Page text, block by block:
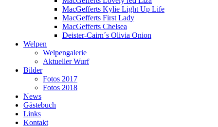
MacGefferts Kylie Light Up Life
MacGefferts First Lady
MacGefferts Chelsea
Deister-Cairn´s Olivia Onion
Welpen
Welpengalerie
Aktueller Wurf
Bilder
Fotos 2017
Fotos 2018
News
Gästebuch
Links
Kontakt